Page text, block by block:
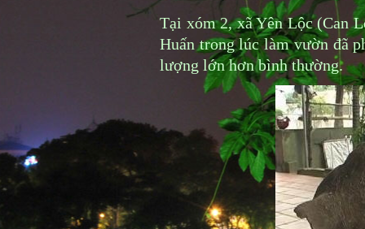
Tại xóm 2, xã Yên Lộc (Can
Huấn trong lúc làm vườn đã
lượng lớn hơn bình thường.